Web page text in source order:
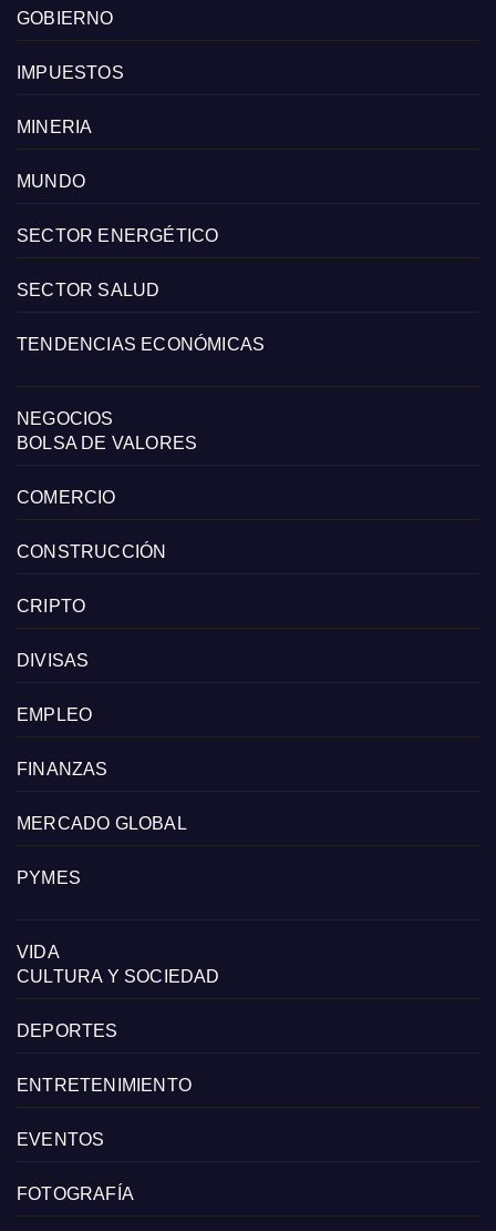
GOBIERNO
IMPUESTOS
MINERIA
MUNDO
SECTOR ENERGÉTICO
SECTOR SALUD
TENDENCIAS ECONÓMICAS
NEGOCIOS
BOLSA DE VALORES
COMERCIO
CONSTRUCCIÓN
CRIPTO
DIVISAS
EMPLEO
FINANZAS
MERCADO GLOBAL
PYMES
VIDA
CULTURA Y SOCIEDAD
DEPORTES
ENTRETENIMIENTO
EVENTOS
FOTOGRAFÍA